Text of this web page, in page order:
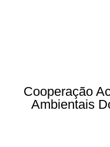
Cooperação
Ambientais